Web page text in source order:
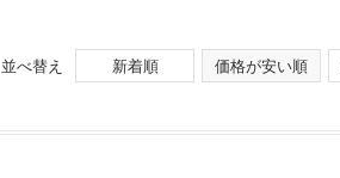
並べ替え 新着順 価格が安い順